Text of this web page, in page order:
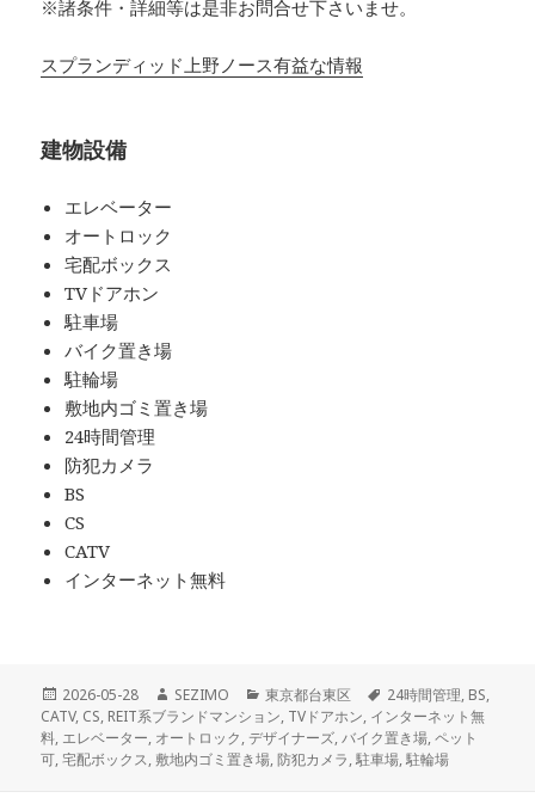
※諸条件・詳細等は是非お問合せ下さいませ。
スプランディッド上野ノース有益な情報
建物設備
エレベーター
オートロック
宅配ボックス
TVドアホン
駐車場
バイク置き場
駐輪場
敷地内ゴミ置き場
24時間管理
防犯カメラ
BS
CS
CATV
インターネット無料
投
稿
日:
2026-05-28
作
成
者
SEZIMO
カ
テ
ゴ
リ
東京都台東区
タ
グ
24時間管理, BS,
CATV, CS, REIT系ブランドマンション, TVドアホン, インターネット無
料, エレベーター, オートロック,デザイナーズ,バイク置き場,ペット
可,宅配ボックス, 敷地内ゴミ置き場,防犯カメラ,駐車場,駐輪場